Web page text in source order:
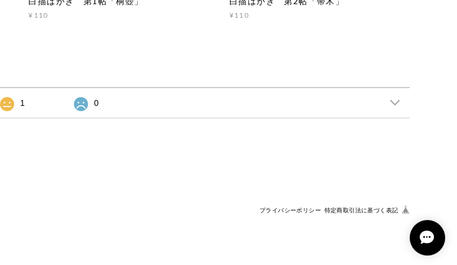
¥110 ¥110
1 0
プライバシーポリシー 特定商取引法に基づく表記